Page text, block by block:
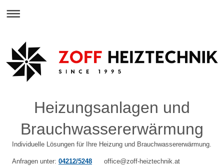
Heizungsanlagen und
Brauchwassererwärmung
Individuelle Lösungen für Ihre Heizung und Brauchwassererwärmung.
Anfragen unter: 04212/5248 office@zoff-heiztechnik.at